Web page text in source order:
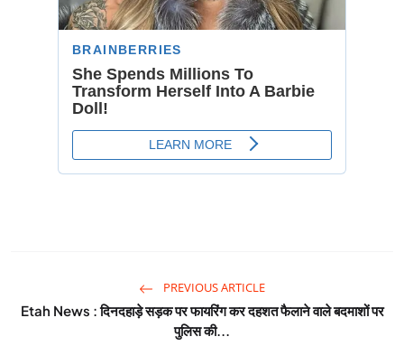
PREVIOUS ARTICLE
Etah News : दिनदहाड़े सड़क पर फायरिंग कर दहशत फैलाने वाले बदमाशों पर
पुलिस की...